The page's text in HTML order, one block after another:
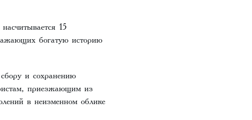
15
богатую историю
и сохранению
приезжающим из
в неизменном облике